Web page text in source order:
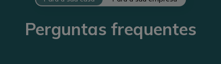
Perguntas frequentes